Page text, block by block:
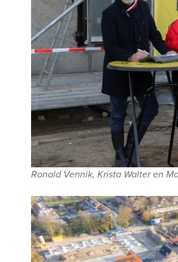
Ronald Vennik, Krista Walter en